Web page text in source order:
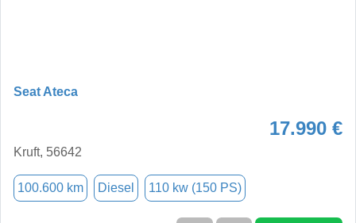
Seat Ateca
17.990 €
Kruft, 56642
100.600 km Diesel 110 kw (150 PS)